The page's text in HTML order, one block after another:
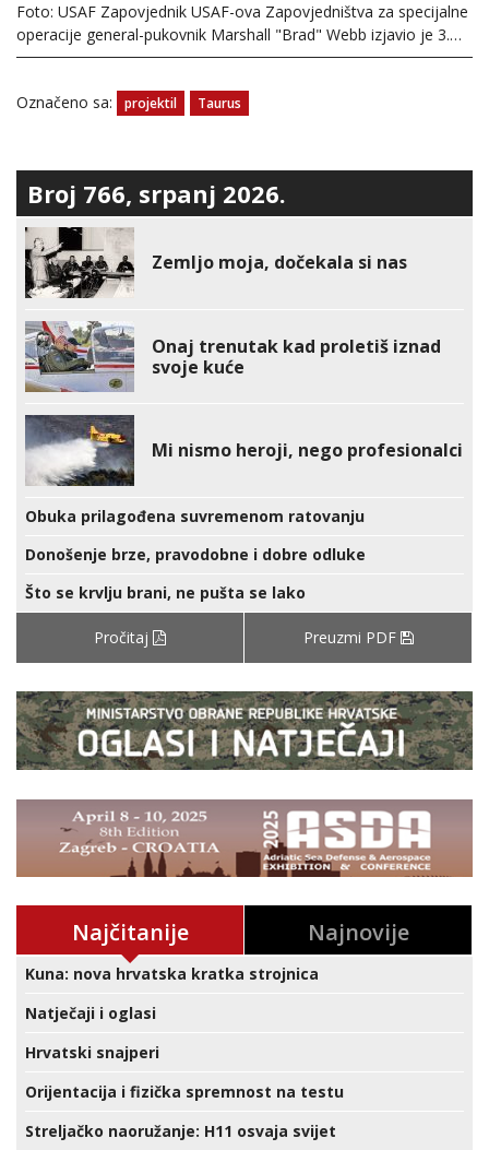
Foto: USAF Zapovjednik USAF-ova Zapovjedništva za specijalne
operacije general-pukovnik Marshall "Brad" Webb izjavio je 3.…
Označeno sa: projektil Taurus
Broj 766, srpanj 2026.
Zemljo moja, dočekala si nas
Onaj trenutak kad proletiš iznad
svoje kuće
Mi nismo heroji, nego profesionalci
Obuka prilagođena suvremenom ratovanju
Donošenje brze, pravodobne i dobre odluke
Što se krvlju brani, ne pušta se lako
Pročitaj Preuzmi PDF
Najčitanije Najnovije
Kuna: nova hrvatska kratka strojnica
Natječaji i oglasi
Hrvatski snajperi
Orijentacija i fizička spremnost na testu
Streljačko naoružanje: H11 osvaja svijet